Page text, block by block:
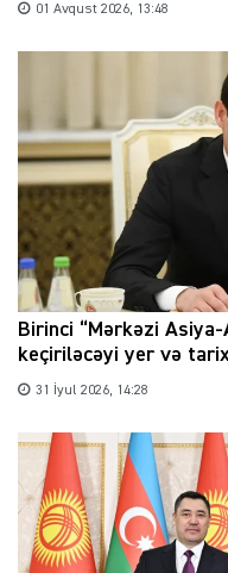
01 Avqust 2026, 13:48
Birinci “Mərkəzi
keçiriləcəyi yer və tarix
31 İyul 2026, 14:28